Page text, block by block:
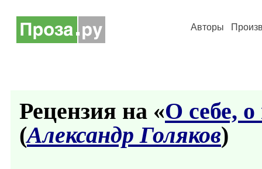
Авторы
Рецензия на «О себе,
(Александр Голяков)